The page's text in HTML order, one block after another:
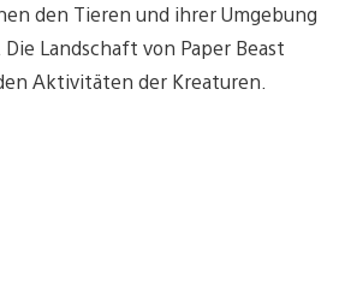
den Tieren und ihrer Umgebung
Landschaft von Paper Beast
Aktivitäten der Kreaturen.